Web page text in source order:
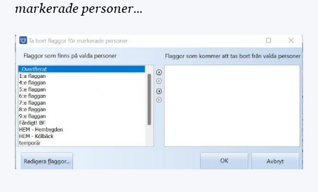
markerade personer…